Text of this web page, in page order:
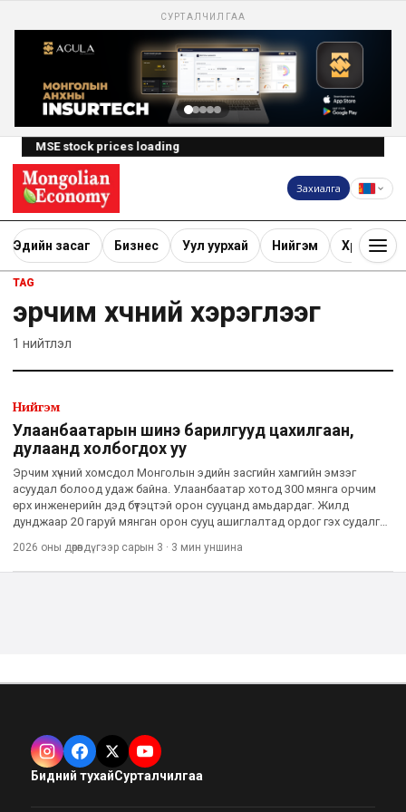
СУРТАЛЧИЛГАА
MSE stock prices loading
Захиалга
Эдийн засаг Бизнес Уул уурхай Нийгэм Хөрөнгө
TAG
эрчим хүчний хэрэглээг
1 нийтлэл
Нийгэм
Улаанбаатарын шинэ барилгууд цахилгаан,
дулаанд холбогдох уу
Эрчим хүчний хомсдол Монголын эдийн засгийн хамгийн эмзэг
асуудал болоод удаж байна. Улаанбаатар хотод 300 мянга орчим
өрх инженерийн дэд бүтэцтэй орон сууцанд амьдардаг. Жилд
дунджаар 20 гаруй мянган орон сууц ашиглалтад ордог гэх судалгаа
2026 оны дөрөвдүгээр сарын 3 · 3 мин уншина
Бидний тухайСурталчилгаа